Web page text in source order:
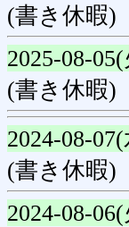
(書き休暇)
2025-08-
(書き休暇)
2024-08-
(書き休暇)
2024-08-